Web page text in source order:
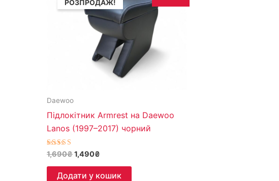
РОЗПРОДАЖ!
Daewoo
Підлокітник Armrest на Daewoo
Lanos (1997–2017) чорний
Оцінено в
5.00
з 5
1,690₴
1,690₴.
1,490₴
1,490₴.
Додати у кошик